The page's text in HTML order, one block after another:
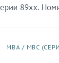
89xx.
МВА / МВС